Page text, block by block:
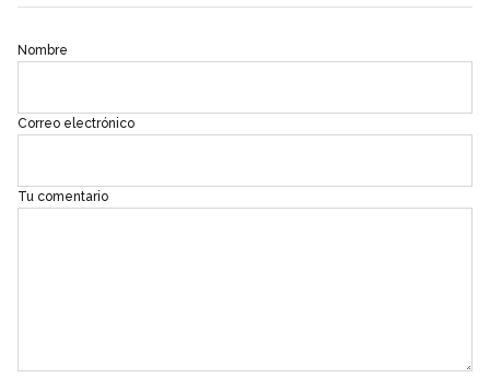
Nombre
Correo electrónico
Tu comentario